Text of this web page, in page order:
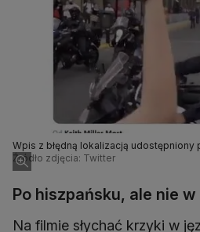
Wpis z błędną lokalizacją udostępniony
Źródło zdjęcia: Twitter
Po hiszpańsku, ale nie
Na filmie słychać krzyki w